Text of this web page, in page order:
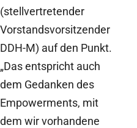
(stellvertretender
Vorstandsvorsitzender
DDH-M) auf den Punkt.
„Das entspricht auch
dem Gedanken des
Empowerments, mit
dem wir vorhandene